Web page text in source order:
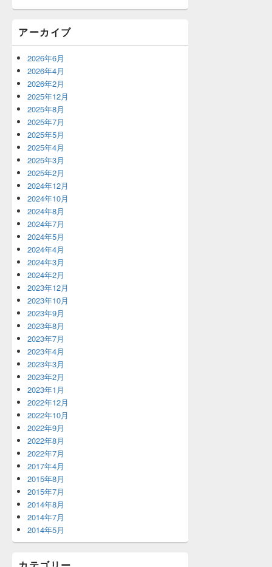
アーカイブ
2026年6月
2026年4月
2026年2月
2025年12月
2025年8月
2025年7月
2025年5月
2025年4月
2025年3月
2025年2月
2024年12月
2024年10月
2024年8月
2024年7月
2024年5月
2024年4月
2024年3月
2024年2月
2023年12月
2023年10月
2023年9月
2023年8月
2023年7月
2023年4月
2023年3月
2023年2月
2023年1月
2022年12月
2022年10月
2022年9月
2022年8月
2022年7月
2017年4月
2015年8月
2015年7月
2014年8月
2014年7月
2014年5月